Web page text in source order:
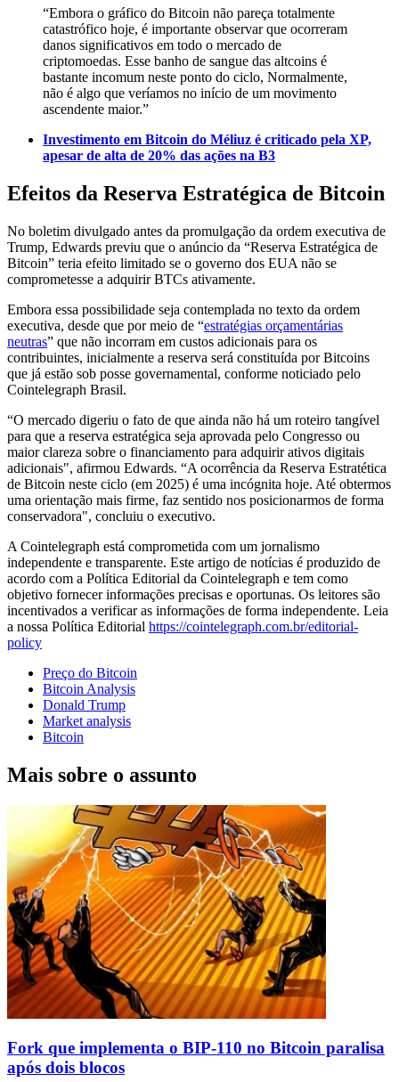
“Embora o gráfico do Bitcoin não pareça totalmente
catastrófico hoje, é importante observar que ocorreram
danos significativos em todo o mercado de
criptomoedas. Esse banho de sangue das altcoins é
bastante incomum neste ponto do ciclo, Normalmente,
não é algo que veríamos no início de um movimento
ascendente maior.”
Investimento em Bitcoin do Méliuz é criticado pela XP,
apesar de alta de 20% das ações na B3
Efeitos da Reserva Estratégica de Bitcoin
No boletim divulgado antes da promulgação da ordem executiva de
Trump, Edwards previu que o anúncio da “Reserva Estratégica de
Bitcoin” teria efeito limitado se o governo dos EUA não se
comprometesse a adquirir BTCs ativamente.
Embora essa possibilidade seja contemplada no texto da ordem
executiva, desde que por meio de “estratégias orçamentárias
neutras” que não incorram em custos adicionais para os
contribuintes, inicialmente a reserva será constituída por Bitcoins
que já estão sob posse governamental, conforme noticiado pelo
Cointelegraph Brasil.
“O mercado digeriu o fato de que ainda não há um roteiro tangível
para que a reserva estratégica seja aprovada pelo Congresso ou
maior clareza sobre o financiamento para adquirir ativos digitais
adicionais", afirmou Edwards. “A ocorrência da Reserva Estratética
de Bitcoin neste ciclo (em 2025) é uma incógnita hoje. Até obtermos
uma orientação mais firme, faz sentido nos posicionarmos de forma
conservadora", concluiu o executivo.
A Cointelegraph está comprometida com um jornalismo
independente e transparente. Este artigo de notícias é produzido de
acordo com a Política Editorial da Cointelegraph e tem como
objetivo fornecer informações precisas e oportunas. Os leitores são
incentivados a verificar as informações de forma independente. Leia
a nossa Política Editorial https://cointelegraph.com.br/editorial-
policy
Preço do Bitcoin
Bitcoin Analysis
Donald Trump
Market analysis
Bitcoin
Mais sobre o assunto
Fork que implementa o BIP-110 no Bitcoin paralisa
após dois blocos